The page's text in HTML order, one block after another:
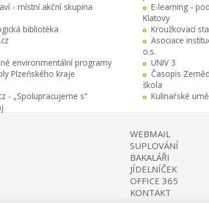
- místní akční skupina
E-learning -
Klatovy
bibliotéka
Kroužkovací
Asociace
o.s.
environmentální programy
Plzeňského kraje
UNIV 3
Časopis
škola
- „Spolupracujeme s“
Kulinařské
WEBMAIL
SUPLOVÁNÍ
BAKALÁŘI
JÍDELNÍČEK
OFFICE 365
KONTAKT